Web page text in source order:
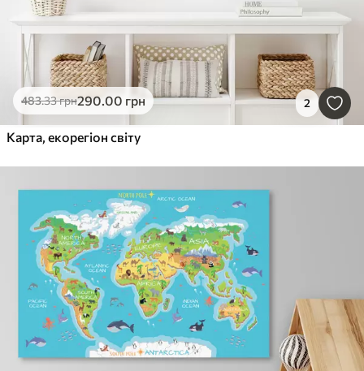
483.33грн290.00 грн 2
Карта, екорегіон світу